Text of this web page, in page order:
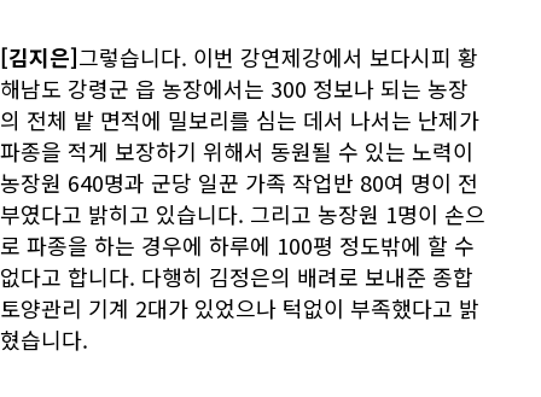
[김지은]그렇습니다. 이번 강연제강에서 보다시피 황
해남도 강령군 읍 농장에서는 300 정보나 되는 농장
의 전체 밭 면적에 밀보리를 심는 데서 나서는 난제가
파종을 적게 보장하기 위해서 동원될 수 있는 노력이
농장원 640명과 군당 일꾼 가족 작업반 80여 명이 전
부였다고 밝히고 있습니다. 그리고 농장원 1명이 손으
로 파종을 하는 경우에 하루에 100평 정도밖에 할 수
없다고 합니다. 다행히 김정은의 배려로 보내준 종합
토양관리 기계 2대가 있었으나 턱없이 부족했다고 밝
혔습니다.